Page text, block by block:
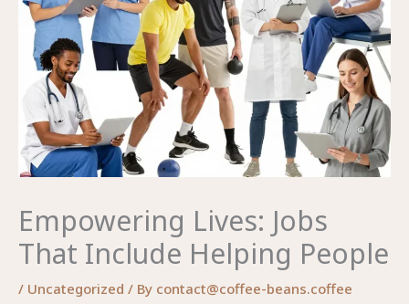
Empowering Lives: Jobs
That Include Helping People
/ Uncategorized / By contact@coffee-beans.coffee